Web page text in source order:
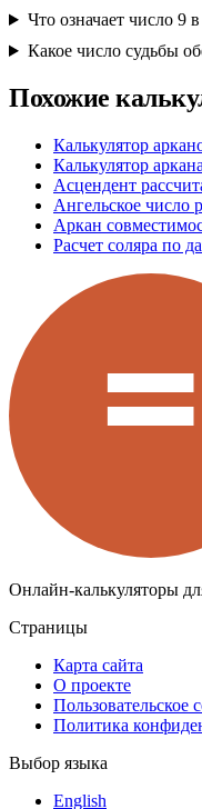
Что означает число 9
Какое число судьбы
Похожие
Калькулятор
Калькулятор аркана
Асцендент
Ангельское число
Аркан
Расчет соляра по
Онлайн-калькуляторы
Страницы
Карта сайта
О проекте
Пользовательское
Политика
Выбор языка
English